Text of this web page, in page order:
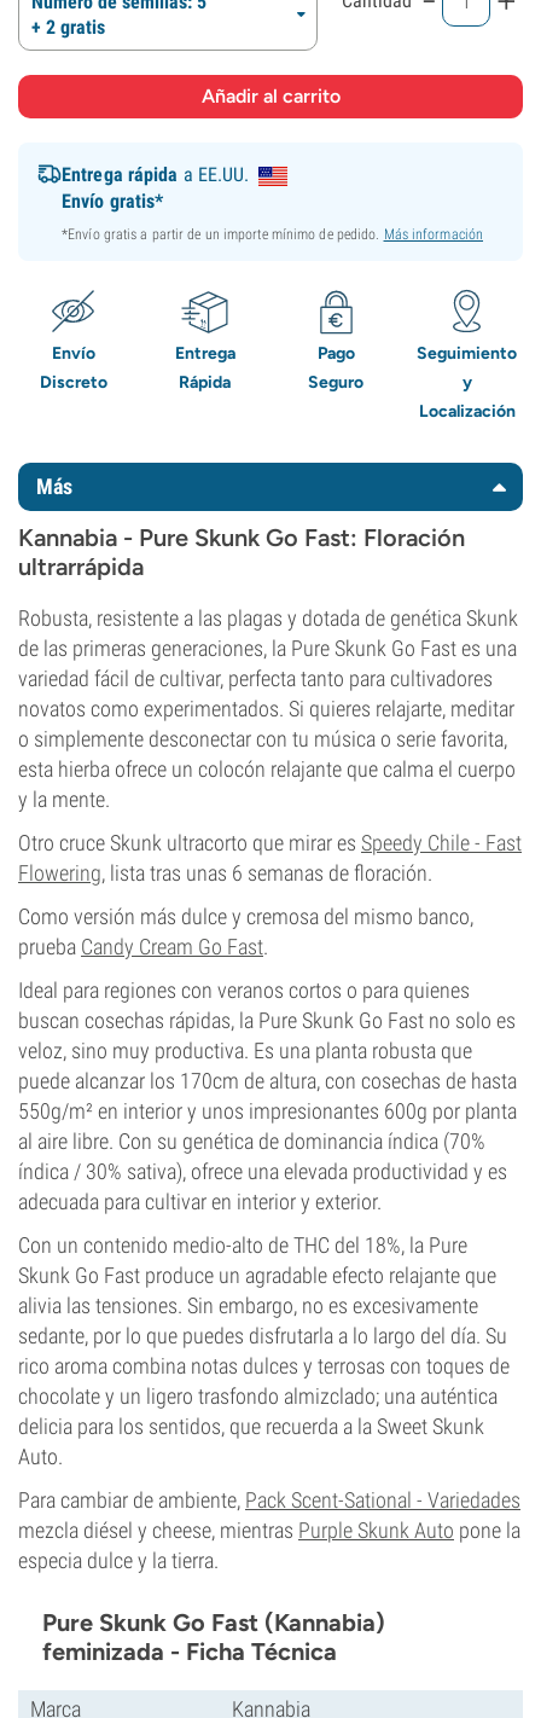
+ 2 gratis
Entrega rápida a EE.UU.
Envío gratis*
*Envío gratis a partir de un importe mínimo de pedido. Más información
Envío
Discreto
Entrega
Rápida
Pago
Seguro
Seguimiento
y
Localización
Más
Kannabia - Pure Skunk Go Fast: Floración
ultrarrápida
Robusta, resistente a las plagas y dotada de genética Skunk
de las primeras generaciones, la Pure Skunk Go Fast es una
variedad fácil de cultivar, perfecta tanto para cultivadores
novatos como experimentados. Si quieres relajarte, meditar
o simplemente desconectar con tu música o serie favorita,
esta hierba ofrece un colocón relajante que calma el cuerpo
y la mente.
Otro cruce Skunk ultracorto que mirar es Speedy Chile - Fast
Flowering, lista tras unas 6 semanas de floración.
Como versión más dulce y cremosa del mismo banco,
prueba Candy Cream Go Fast.
Ideal para regiones con veranos cortos o para quienes
buscan cosechas rápidas, la Pure Skunk Go Fast no solo es
veloz, sino muy productiva. Es una planta robusta que
puede alcanzar los 170cm de altura, con cosechas de hasta
550g/m² en interior y unos impresionantes 600g por planta
al aire libre. Con su genética de dominancia índica (70%
índica / 30% sativa), ofrece una elevada productividad y es
adecuada para cultivar en interior y exterior.
Con un contenido medio-alto de THC del 18%, la Pure
Skunk Go Fast produce un agradable efecto relajante que
alivia las tensiones. Sin embargo, no es excesivamente
sedante, por lo que puedes disfrutarla a lo largo del día. Su
rico aroma combina notas dulces y terrosas con toques de
chocolate y un ligero trasfondo almizclado; una auténtica
delicia para los sentidos, que recuerda a la Sweet Skunk
Auto.
Para cambiar de ambiente, Pack Scent-Sational - Variedades
mezcla diésel y cheese, mientras Purple Skunk Auto pone la
especia dulce y la tierra.
Pure Skunk Go Fast (Kannabia)
feminizada - Ficha Técnica
Marca Kannabia